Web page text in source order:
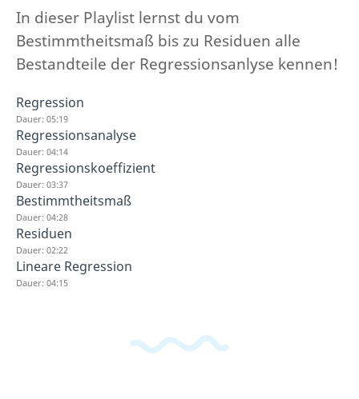
In dieser Playlist lernst du vom
Bestimmtheitsmaß bis zu Residuen alle
Bestandteile der Regressionsanlyse kennen!
Regression
Dauer: 05:19
Regressionsanalyse
Dauer: 04:14
Regressionskoeffizient
Dauer: 03:37
Bestimmtheitsmaß
Dauer: 04:28
Residuen
Dauer: 02:22
Lineare Regression
Dauer: 04:15